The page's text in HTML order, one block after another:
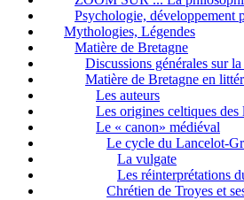
Psychologie, développement
Mythologies, Légendes
Matière de Bretagne
Discussions générales sur
Matière de Bretagne en
Les auteurs
Les origines celtiques des
Le « canon» médiéval
Le cycle du Lancelot-
La vulgate
Les réinterprétations
Chrétien de Troyes et